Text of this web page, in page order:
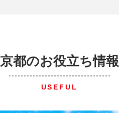
京都のお役立ち情報
USEFUL